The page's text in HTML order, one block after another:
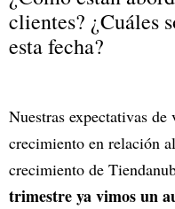
clientes? ¿Cuáles
esta fecha?
Nuestras expectativas de
crecimiento en relación
crecimiento de
trimestre ya vimos un